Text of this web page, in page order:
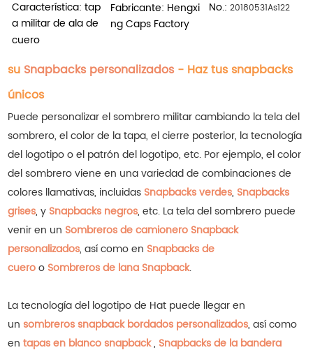
Característica: tap
a militar de ala de
cuero
Fabricante: Hengxi
ng Caps Factory
No.: 20180531As122
su Snapbacks personalizados - Haz tus snapbacks
únicos
Puede personalizar el sombrero militar cambiando la tela del
sombrero, el color de la tapa, el cierre posterior, la tecnología
del logotipo o el patrón del logotipo, etc. Por ejemplo, el color
del sombrero viene en una variedad de combinaciones de
colores llamativas, incluidas Snapbacks verdes, Snapbacks
grises, y Snapbacks negros, etc. La tela del sombrero puede
venir en un Sombreros de camionero Snapback
personalizados, así como en Snapbacks de
cueroo Sombreros de lana Snapback.
La tecnología del logotipo de Hat puede llegar en
un sombreros snapback bordados personalizados, así como
entapas en blanco snapback, Snapbacks de la bandera